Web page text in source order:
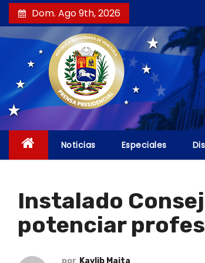
a
l
Dom. Ago 9th, 2026
Noticias Especiales
Instalado
potenciar
por Kaylib Maita